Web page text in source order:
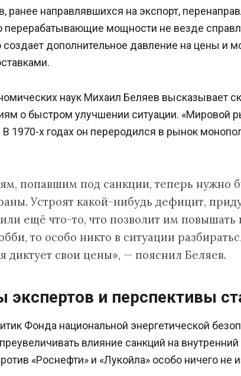
ранее направлявшихся на экспорт,
перерабатывающие мощности не везде
создает дополнительное давление на цены и
наук Михаил Беляев высказывает
о быстром улучшении ситуации. «Мировой
1970-х годах он переродился в рынок
попавшим под санкции, теперь нужно
Устроят какой-нибудь дефицит,
ещё что-то, что позволит им повышать
то особо никто в ситуации
диктует свои цены», — пояснил Беляев.
экспертов и перспективы
Фонда национальной энергетической
влияние санкций на
«Роснефти» и «Лукойла» особо ничего не